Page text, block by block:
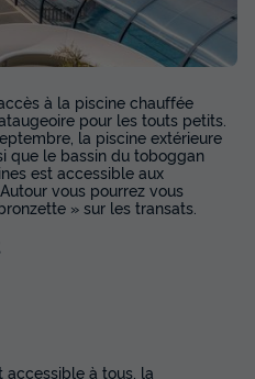
- CONFORT 3
Chambres
3
Salle de bain
1
autorisés *
Cafetière
3 CHAMBRES
à la piscine chauffée
pour les touts petits.
la piscine extérieure
que le bassin du toboggan
est accessible aux
vous pourrez vous
» sur les transats.
à tous, la